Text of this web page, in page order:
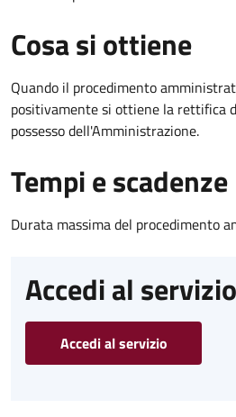
Cosa si ottiene
Quando il procedimento
positivamente si ottiene la rettifica
possesso dell'Amministrazione.
Tempi e scadenze
Durata massima del procedimento
Accedi al servizio
Accedi al servizio